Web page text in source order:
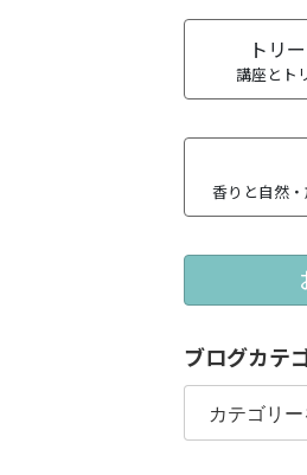
トリ
講座とト
香りと自然
ブログカテ
ブ
グ